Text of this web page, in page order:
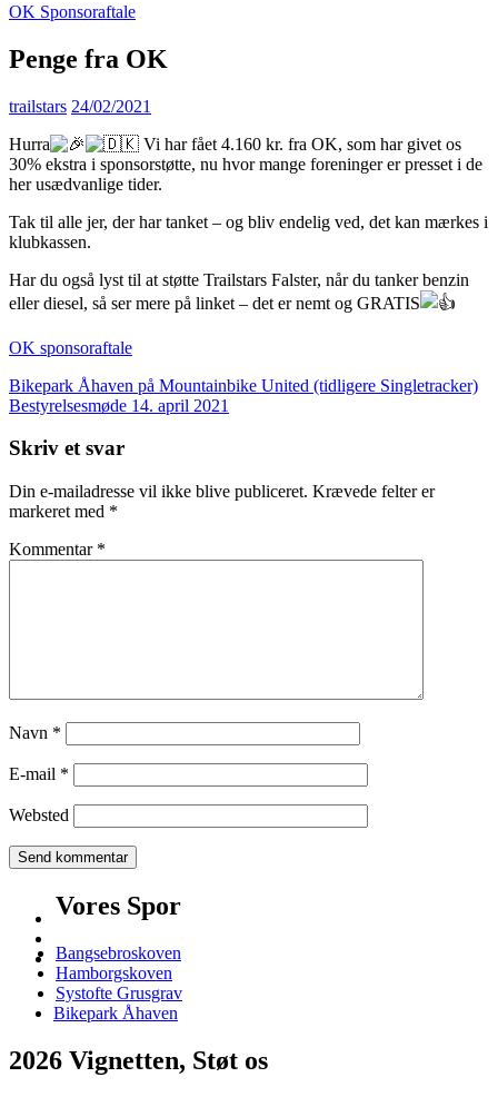
OK Sponsoraftale
Penge fra OK
trailstars 24/02/2021
Hurra
Vi har fået 4.160 kr. fra OK, som har givet os
30% ekstra i sponsorstøtte, nu hvor mange foreninger er presset i de
her usædvanlige tider.
Tak til alle jer, der har tanket – og bliv endelig ved, det kan mærkes i
klubkassen.
Har du også lyst til at støtte Trailstars Falster, når du tanker benzin
eller diesel, så ser mere på linket – det er nemt og GRATIS
OK sponsoraftale
Indlægsnavigation
Bikepark Åhaven på Mountainbike United (tidligere Singletracker)
Bestyrelsesmøde 14. april 2021
Skriv et svar
Din e-mailadresse vil ikke blive publiceret. Krævede felter er
markeret med *
Kommentar *
Navn *
E-mail *
Websted
Vores Spor
Bangsebroskoven
Hamborgskoven
Systofte Grusgrav
Bikepark Åhaven
2026 Vignetten, Støt os